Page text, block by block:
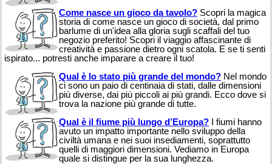
Come nasce un gioco da tavolo? Scopri la magica
storia di come nasce un gioco di società, dal primo
barlume di un'idea alla gloria sugli scaffali del tuo
negozio preferito! Scopri il viaggio affascinante di
creatività e passione dietro ogni scatola. E se ti senti
ispirato... potresti anche imparare a creare il tuo!
Qual è lo stato più grande del mondo? Nel mondo
ci sono un paio di centinaia di stati, dalle dimensioni
più diverse, dai più piccoli ai più grandi. Ecco dove si
trova la nazione più grande di tutte.
Qual è il fiume più lungo d’Europa? I fiumi hanno
avuto un impatto importante nello sviluppo della
civiltà umana e nei suoi insediamenti, soprattutto
quelli di maggiori dimensioni. Vediamo in Europa
quale si distingue per la sua lunghezza.